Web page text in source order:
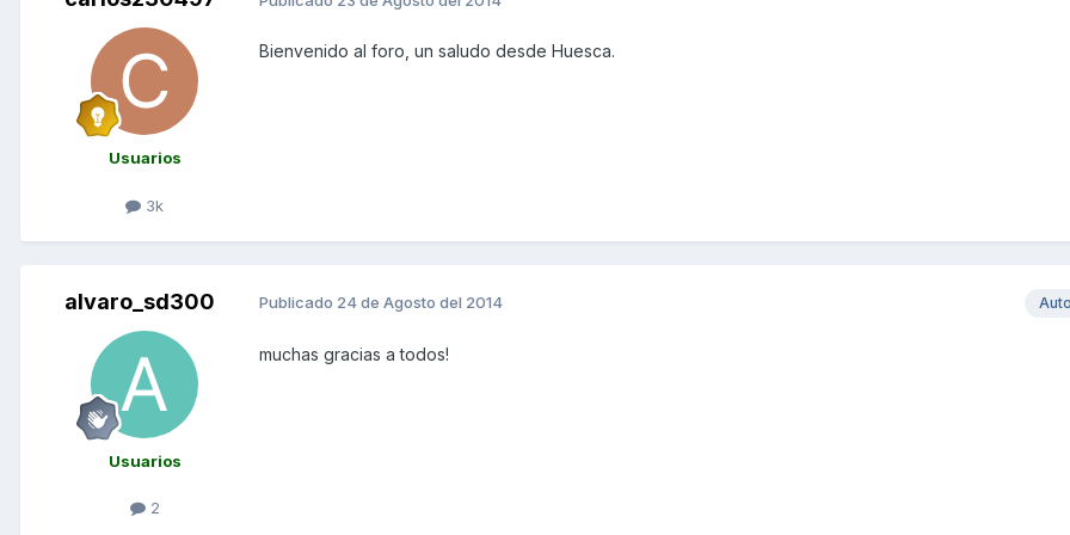
Usuarios
3k
Bienvenido al foro, un saludo desde Huesca.
alvaro_sd300
Usuarios
2
Publicado 24 de Agosto del 2014
muchas gracias a todos!